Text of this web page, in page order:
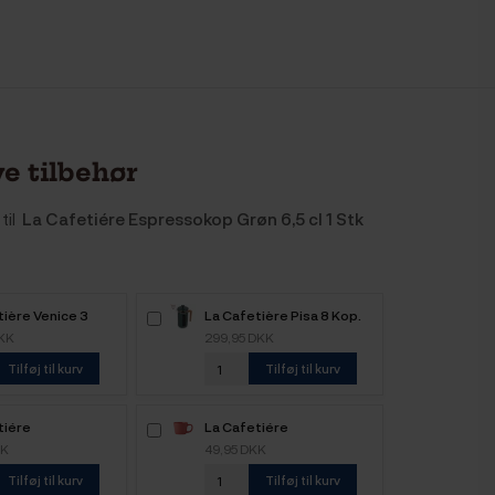
tilbehør
La Cafetiére Espressokop Grøn 6,5 cl 1 Stk
Venice 3
Stål
Tilføj til kurv
La Cafetière Pisa 8 Kop.
Stempelkande Grøn
299,95 DKK
Tilføj til kurv
Lilla 6,5 cl 1
Tilføj til kurv
La Cafetiére
Espressokop Rød 6,5 cl 1
49,95 DKK
Tilføj til kurv